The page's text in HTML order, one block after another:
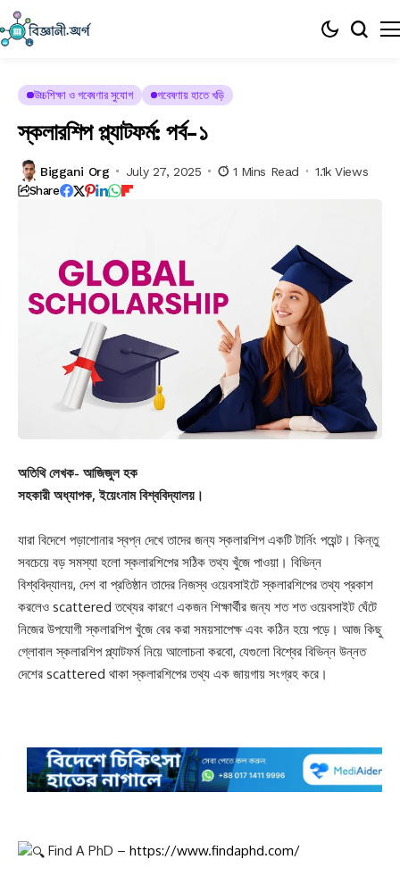
উচ্চশিক্ষা ও গবেষণার সুযোগ গবেষণায় হাতে খড়ি
স্কলারশিপ প্ল্যাটফর্ম: পর্ব-১
Biggani Org July 27, 2025 1 Mins Read 1.1k Views
Share
অতিথি লেখক- আজিজুল হক
সহকারী অধ্যাপক, ইয়েংনাম বিশ্ববিদ্যালয়।
যারা বিদেশে পড়াশোনার স্বপ্ন দেখে তাদের জন্য স্কলারশিপ একটি টার্নিং পয়েন্ট। কিন্তু
সবচেয়ে বড় সমস্যা হলো স্কলারশিপের সঠিক তথ্য খুঁজে পাওয়া। বিভিন্ন
বিশ্ববিদ্যালয়, দেশ বা প্রতিষ্ঠান তাদের নিজস্ব ওয়েবসাইটে স্কলারশিপের তথ্য প্রকাশ
করলেও scattered তথ্যের কারণে একজন শিক্ষার্থীর জন্য শত শত ওয়েবসাইট ঘেঁটে
নিজের উপযোগী স্কলারশিপ খুঁজে বের করা সময়সাপেক্ষ এবং কঠিন হয়ে পড়ে। আজ কিছু
গ্লোবাল স্কলারশিপ প্ল্যাটফর্ম নিয়ে আলোচনা করবো, যেগুলো বিশ্বের বিভিন্ন উন্নত
দেশের scattered থাকা স্কলারশিপের তথ্য এক জায়গায় সংগ্রহ করে।
Find A PhD – https://www.findaphd.com/